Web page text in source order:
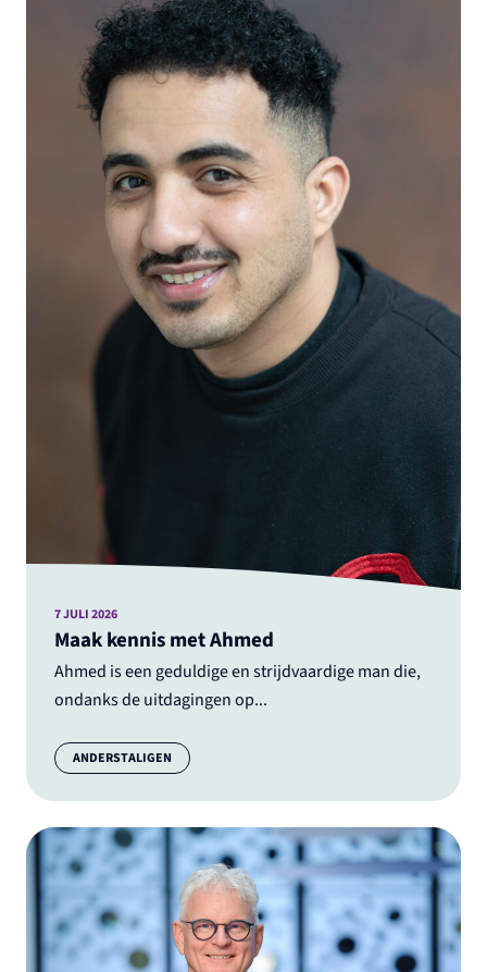
Maak kennis met Ahmed
Ahmed is een geduldige en strijdvaardige man die,
ondanks de uitdagingen op...
7 JULI 2026
Categorie:
ANDERSTALIGEN